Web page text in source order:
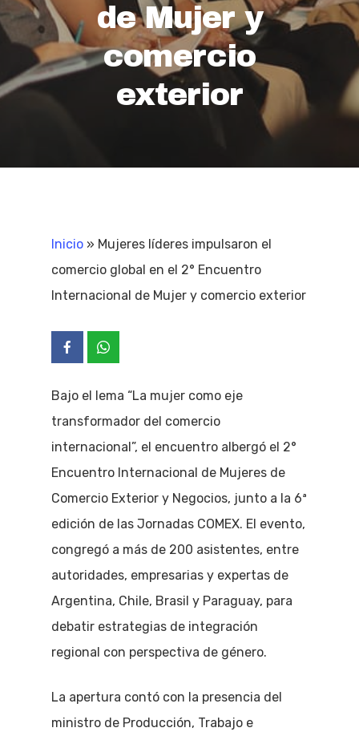
de Mujer y
comercio
exterior
Inicio » Mujeres líderes impulsaron el
comercio global en el 2° Encuentro
Internacional de Mujer y comercio exterior
Bajo el lema “La mujer como eje
transformador del comercio
internacional”, el encuentro albergó el 2°
Encuentro Internacional de Mujeres de
Comercio Exterior y Negocios, junto a la 6ª
edición de las Jornadas COMEX. El evento,
congregó a más de 200 asistentes, entre
autoridades, empresarias y expertas de
Argentina, Chile, Brasil y Paraguay, para
debatir estrategias de integración
regional con perspectiva de género.
La apertura contó con la presencia del
ministro de Producción, Trabajo e